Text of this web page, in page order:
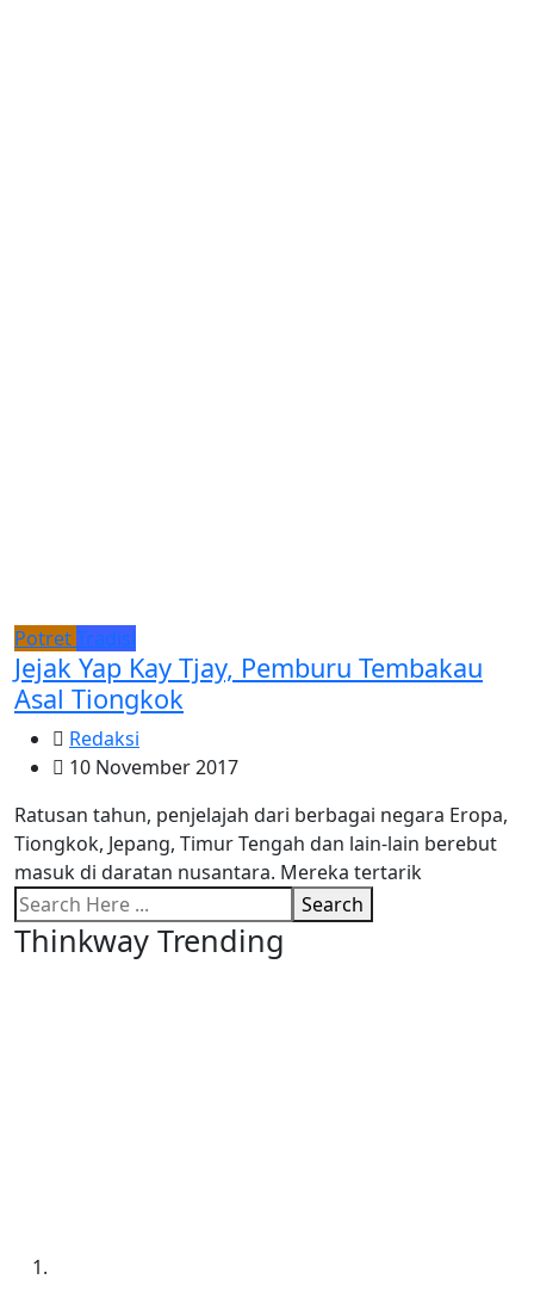
PotretTradisi
Jejak Yap Kay Tjay, Pemburu Tembakau
Asal Tiongkok
Redaksi
10 November 2017
Ratusan tahun, penjelajah dari berbagai negara Eropa,
Tiongkok, Jepang, Timur Tengah dan lain-lain berebut
masuk di daratan nusantara. Mereka tertarik
Search
Thinkway Trending